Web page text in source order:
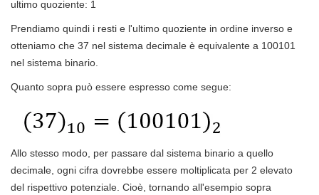
ultimo quoziente: 1
Prendiamo quindi i resti e l'ultimo quoziente in ordine inverso e
otteniamo che 37 nel sistema decimale è equivalente a 100101
nel sistema binario.
Quanto sopra può essere espresso come segue:
Allo stesso modo, per passare dal sistema binario a quello
decimale, ogni cifra dovrebbe essere moltiplicata per 2 elevato
del rispettivo potenziale. Cioè, tornando all'esempio sopra